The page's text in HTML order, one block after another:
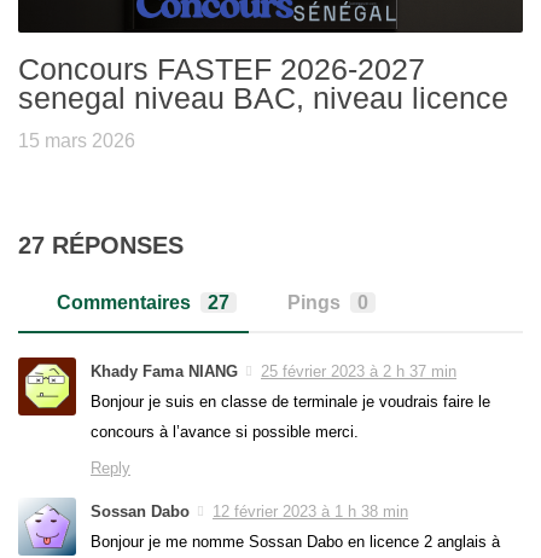
Concours FASTEF 2026-2027
senegal niveau BAC, niveau licence
15 mars 2026
27 RÉPONSES
Commentaires 27 Pings 0
Khady Fama NIANG
25 février 2023 à 2 h 37 min
Bonjour je suis en classe de terminale je voudrais faire le
concours à l’avance si possible merci.
Reply
Sossan Dabo
12 février 2023 à 1 h 38 min
Bonjour je me nomme Sossan Dabo en licence 2 anglais à